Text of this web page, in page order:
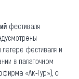
фестиваля
фестиваля и
в палаточном
«Ак-Тур»), о